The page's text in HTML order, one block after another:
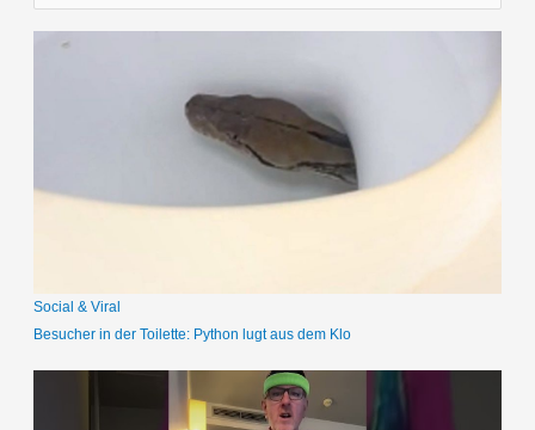
c
c
Social & Viral
Besucher in der Toilette: Python lugt aus dem Klo